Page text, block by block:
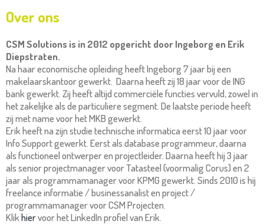
Over ons
CSM Solutions is in 2012 opgericht door Ingeborg en Erik
Diepstraten.
Na haar economische opleiding heeft Ingeborg 7 jaar bij een
makelaarskantoor gewerkt. Daarna heeft zij 18 jaar voor de ING
bank gewerkt. Zij heeft altijd commerciële functies vervuld, zowel in
het zakelijke als de particuliere segment. De laatste periode heeft
zij met name voor het MKB gewerkt.
Erik heeft na zijn studie technische informatica eerst 10 jaar voor
Info Support gewerkt. Eerst als database programmeur, daarna
als functioneel ontwerper en projectleider. Daarna heeft hij 3 jaar
als senior projectmanager voor Tatasteel (voormalig Corus) en 2
jaar als programmamanager voor KPMG gewerkt. Sinds 2010 is hij
freelance informatie / businessanalist en project /
programmamanager voor CSM Projecten.
Klikhiervoor het LinkedIn profiel van Erik.